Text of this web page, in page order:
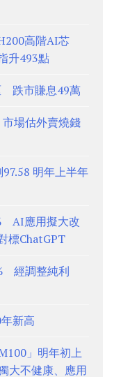
高階AI芯
升493點
跌市賺息49萬
場估外賣燒錢
明年上半年
AI應用擬大改
標ChatGPT
經調整純利
新高
」明年初上
大不健康、應用